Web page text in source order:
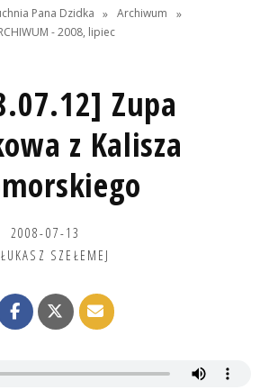
Pana Dzidka » Archiwum
»
- 2008, lipiec
Zupa
z Kalisza
2008-07-13
ŁUKASZ SZEŁEMEJ